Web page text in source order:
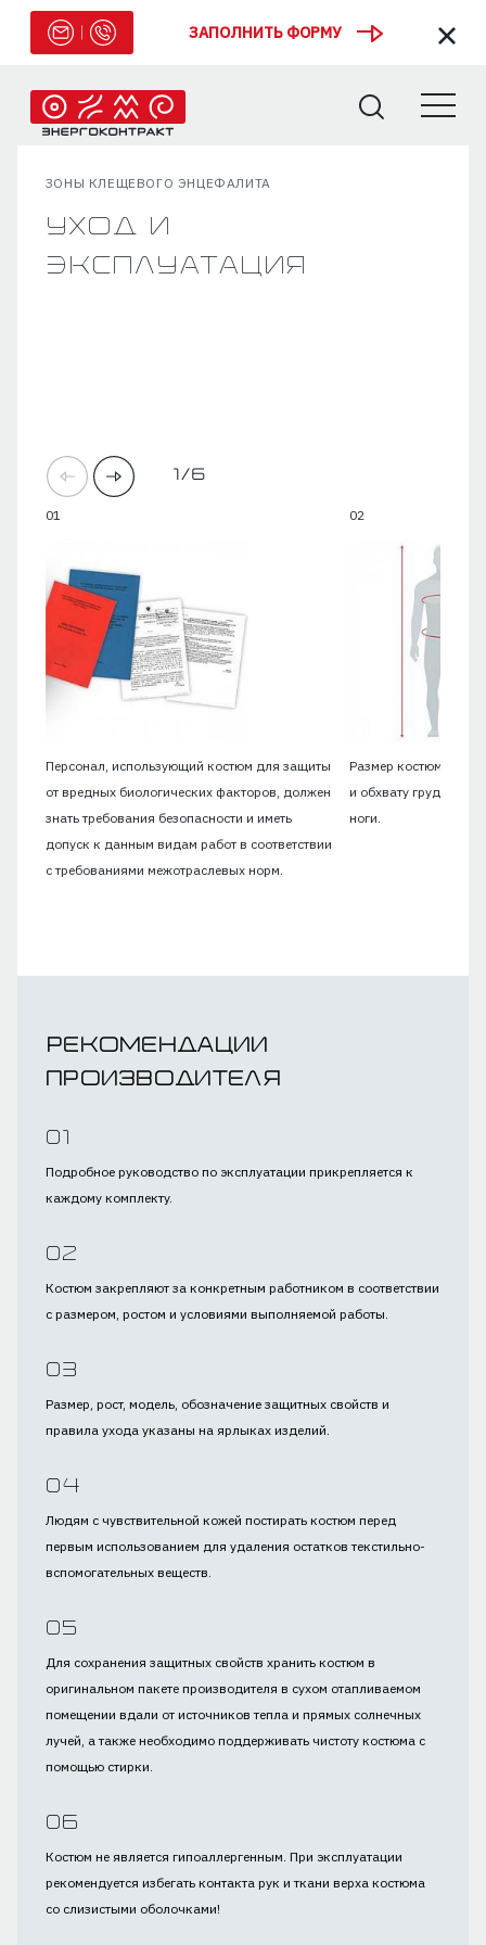
ЗОНЫ КЛЕЩЕВОГО ЭНЦЕФАЛИТА
Уход и
эксплуатация
1/6
Персонал, использующий костюм для защиты
от вредных биологических факторов, должен
знать требования безопасности и иметь
допуск к данным видам работ в соответствии
с требованиями межотраслевых норм.
Размер костюма
и обхвату груди
ноги.
Рекомендации
производителя
Подробное руководство по эксплуатации прикрепляется к
каждому комплекту.
Костюм закрепляют за конкретным работником в соответствии
с размером, ростом и условиями выполняемой работы.
Размер, рост, модель, обозначение защитных свойств и
правила ухода указаны на ярлыках изделий.
Людям с чувствительной кожей постирать костюм перед
первым использованием для удаления остатков текстильно-
вспомогательных веществ.
Для сохранения защитных свойств хранить костюм в
оригинальном пакете производителя в сухом отапливаемом
помещении вдали от источников тепла и прямых солнечных
лучей, а также необходимо поддерживать чистоту костюма с
помощью стирки.
Костюм не является гипоаллергенным. При эксплуатации
рекомендуется избегать контакта рук и ткани верха костюма
со слизистыми оболочками!
ЗАПОЛНИТЬ ФОРМУ